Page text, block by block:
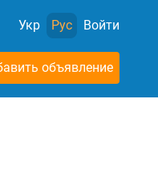
Укр Рус Войти
объявление